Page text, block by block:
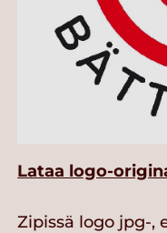
Lataa logo-
Zipissä logo jpg-,